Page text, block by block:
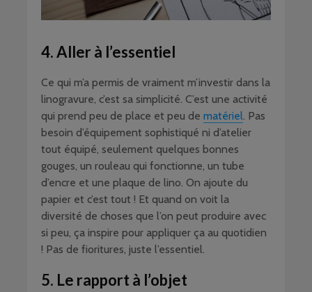
4. Aller à l’essentiel
Ce qui m’a permis de vraiment m’investir dans la
linogravure, c’est sa simplicité. C’est une activité
qui prend peu de place et peu de matériel. Pas
besoin d’équipement sophistiqué ni d’atelier
tout équipé, seulement quelques bonnes
gouges, un rouleau qui fonctionne, un tube
d’encre et une plaque de lino. On ajoute du
papier et c’est tout ! Et quand on voit la
diversité de choses que l’on peut produire avec
si peu, ça inspire pour appliquer ça au quotidien
! Pas de fioritures, juste l’essentiel.
5. Le rapport à l’objet